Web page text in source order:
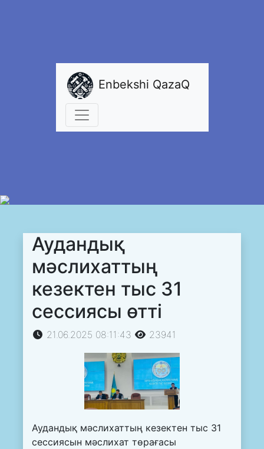
Enbekshi QazaQ
Аудандық
мәслихаттың
кезектен тыс 31
сессиясы өтті
21.06.2025 08:11:43 23941
Аудандық мәслихаттың кезектен тыс 31
сессиясын мәслихат төрағасы